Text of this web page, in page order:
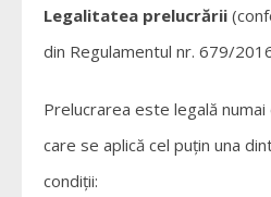
Legalitatea prelucrării
din Regulamentul nr. 679/
Prelucrarea este legală numai
care se aplică cel puţin una
condiţii: